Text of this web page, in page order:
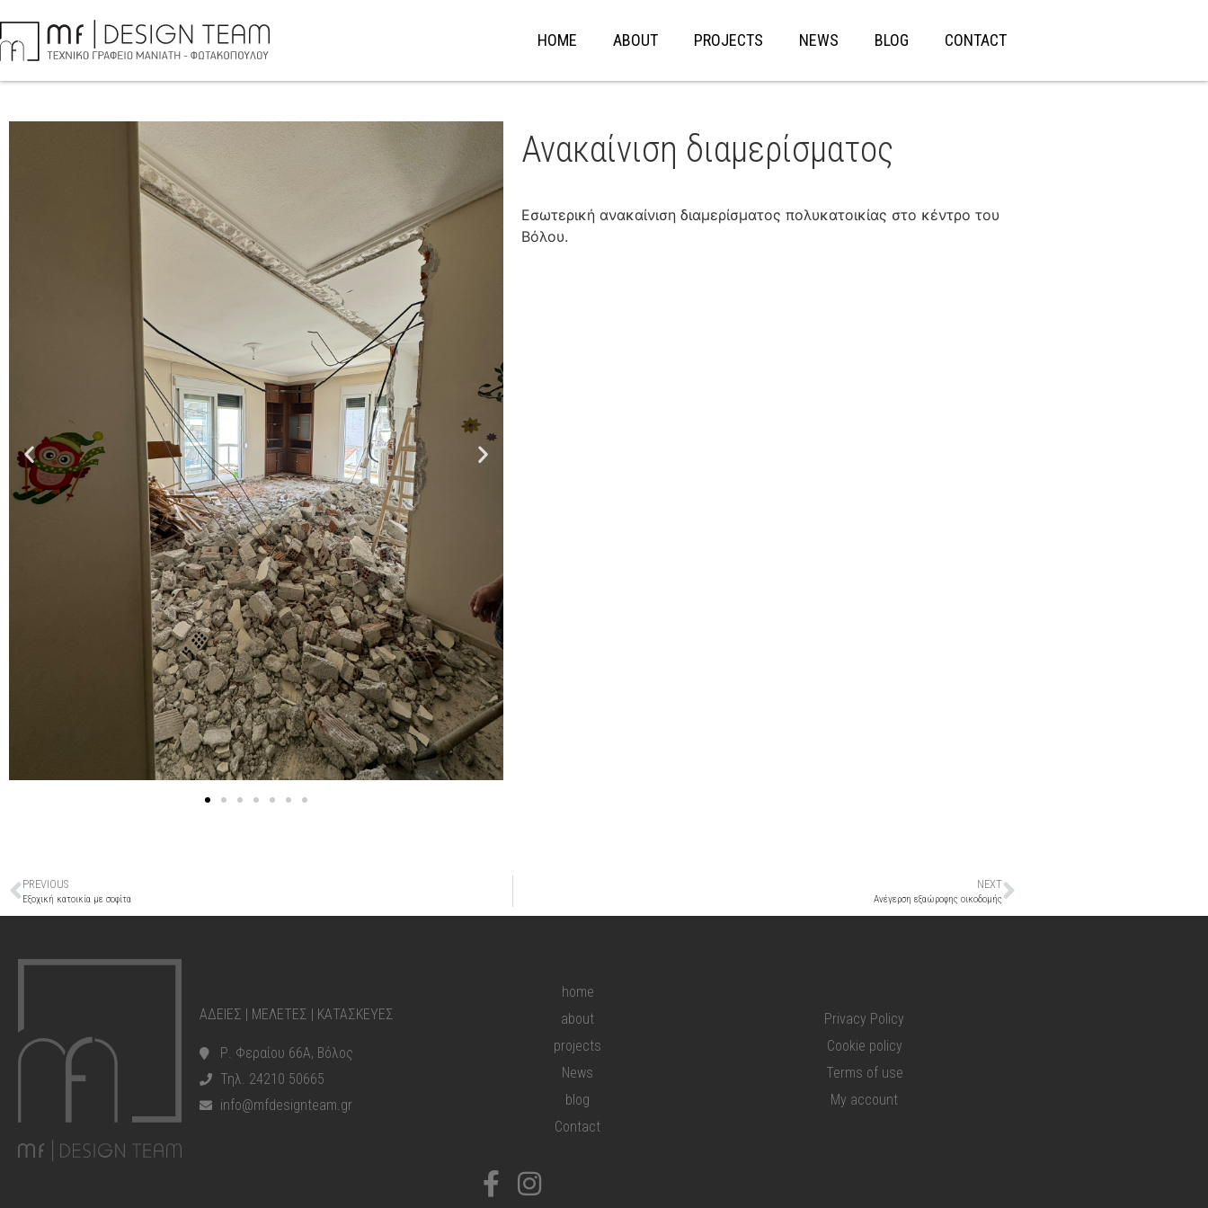
HOME ABOUT PROJECTS NEWS BLOG CONTACT
Ανακαίνιση διαμερίσματος
Εσωτερική ανακαίνιση διαμερίσματος πολυκατοικίας στο κέντρο του
Βόλου.
PREVIOUS
Εξοχική κατοικία με σοφίτα
NEXT
Ανέγερση εξαώροφης οικοδομής
ΑΔΕΙΕΣ | ΜΕΛΕΤΕΣ | ΚΑΤΑΣΚΕΥΕΣ
Ρ. Φεραίου 66Α, Βόλος
Τηλ. 24210 50665
info@mfdesignteam.gr
home
about
projects
News
blog
Contact
Privacy Policy
Cookie policy
Terms of use
My account